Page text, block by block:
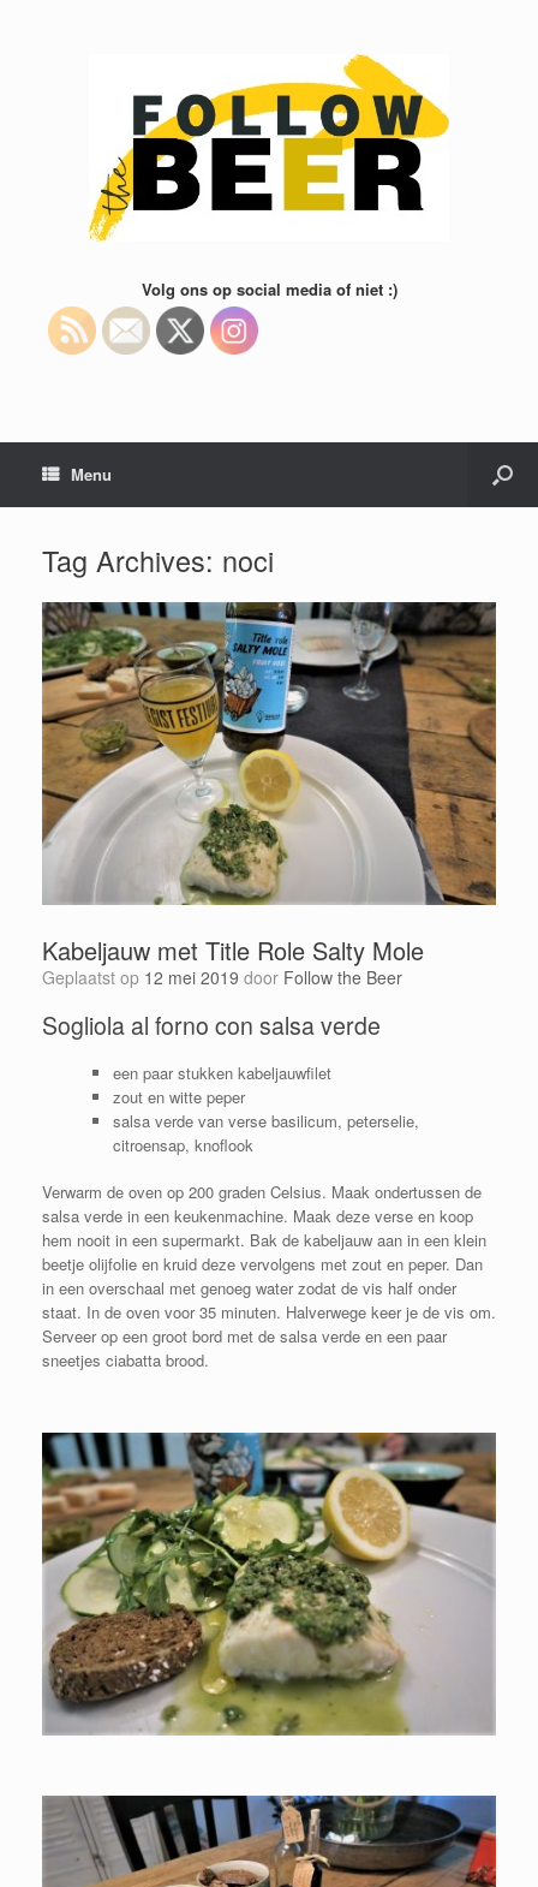
Volg ons op social media of niet :)
Menu
Tag Archives: noci
Kabeljauw met Title Role Salty Mole
Geplaatst op 12 mei 2019 door Follow the Beer
Sogliola al forno con salsa verde
een paar stukken kabeljauwfilet
zout en witte peper
salsa verde van verse basilicum, peterselie,
citroensap, knoflook
Verwarm de oven op 200 graden Celsius. Maak ondertussen de
salsa verde in een keukenmachine. Maak deze verse en koop
hem nooit in een supermarkt. Bak de kabeljauw aan in een klein
beetje olijfolie en kruid deze vervolgens met zout en peper. Dan
in een overschaal met genoeg water zodat de vis half onder
staat. In de oven voor 35 minuten. Halverwege keer je de vis om.
Serveer op een groot bord met de salsa verde en een paar
sneetjes ciabatta brood.